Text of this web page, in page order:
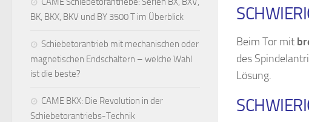
Beim Tor mit
des
Lösung.
BK, BKX, BKV und BY 3500 T im Überblick
Schiebetorantrieb mit mechanischen oder
magnetischen Endschaltern – welche Wahl
ist die beste?
CAME BKX: Die Revolution in der
Schiebetorantriebs-Technik